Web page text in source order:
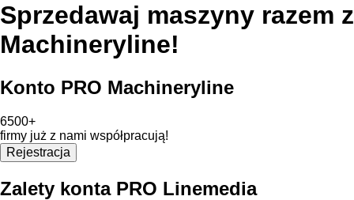
Sprzedawaj maszyny razem z
Machineryline!
Konto PRO Machineryline
6500+
firmy już z nami współpracują!
Rejestracja
Zalety konta PRO Linemedia